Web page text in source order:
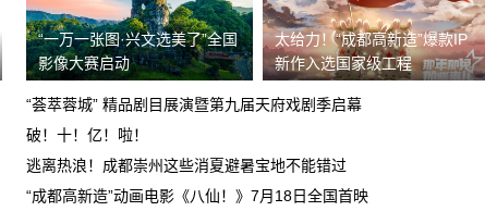
贷两笔借款综合年化利率超法定上
求按LPR4倍核算，退还全部超额
订展车后申请退单不给退
求该平台退回超法定利率的费用合计
元！
五月在成都天府广场小米之家买的小
手机，现后盖裂缝翘起等问题有安
“一万一张图·兴文选美了”全国
影像大赛启动
太给力！“成都高新造”爆款IP
新作入选国家级工程
“荟萃蓉城” 精品剧目展演暨第九届天府戏剧季启幕
破！十！亿！啦！
逃离热浪！成都崇州这些消夏避暑宝地不能错过
“成都高新造”动画电影《八仙！》7月18日全国首映